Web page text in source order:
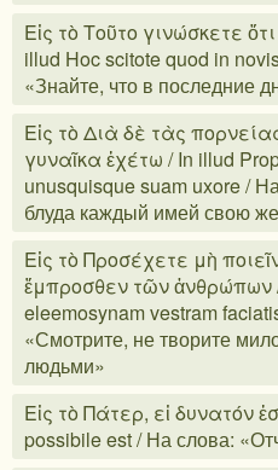
Εἰς τὸ Τοῦτο γινώσκετε
illud Hoc scitote quod in
«Знайте, что в последние
Εἰς τὸ Διὰ δὲ τὰς
γυναῖκα ἐχέτω / In illud
unusquisque suam uxore /
блуда каждый имей свою
Εἰς τὸ Προσέχετε μὴ
ἔμπροσθεν τῶν ἀνθρώπων
eleemosynam vestram
«Смотрите, не творите
людьми»
Εἰς τὸ Πάτερ, εἰ δυνατόν
possibile est / На слова: